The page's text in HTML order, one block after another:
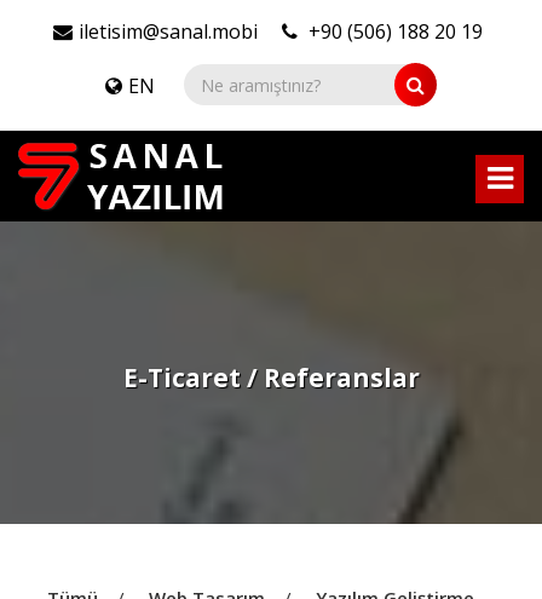
iletisim@sanal.mobi +90 (506) 188 20 19
EN
E-Ticaret / Referanslar